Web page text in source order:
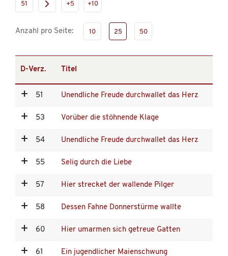
51 +5 +10
Anzahl pro Seite: 10 25 50
D-Verz. Titel
51 Unendliche Freude durchwallet das Herz
53 Vorüber die stöhnende Klage
54 Unendliche Freude durchwallet das Herz
55 Selig durch die Liebe
57 Hier strecket der wallende Pilger
58 Dessen Fahne Donnerstürme wallte
60 Hier umarmen sich getreue Gatten
61 Ein jugendlicher Maienschwung